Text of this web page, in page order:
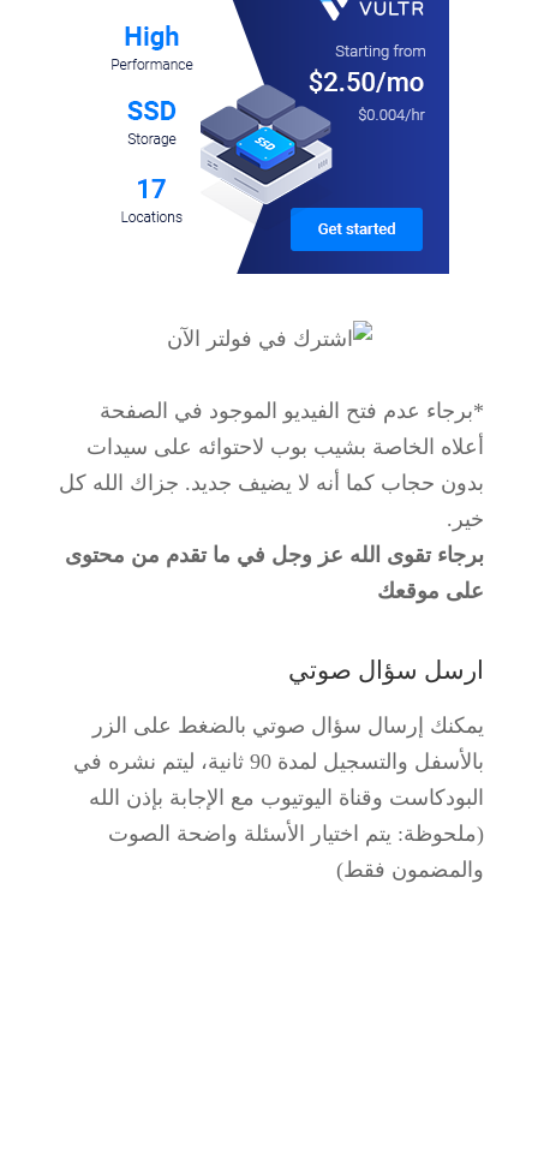
*برجاء عدم فتح الفيديو الموجود في الصفحة
أعلاه الخاصة بشيب بوب لاحتوائه على سيدات
بدون حجاب كما أنه لا يضيف جديد. جزاك الله كل
خير.
برجاء تقوى الله عز وجل في ما تقدم من محتوى
على موقعك
ارسل سؤال صوتي
يمكنك إرسال سؤال صوتي بالضغط على الزر
بالأسفل والتسجيل لمدة 90 ثانية، ليتم نشره في
البودكاست وقناة اليوتيوب مع الإجابة بإذن الله
(ملحوظة: يتم اختيار الأسئلة واضحة الصوت
والمضمون فقط)